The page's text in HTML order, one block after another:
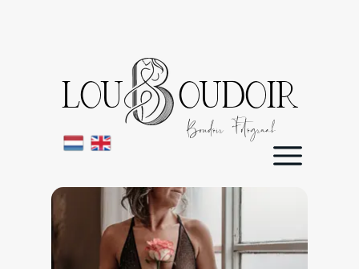
LOU OUDOIR
Boudoir Fotograaf